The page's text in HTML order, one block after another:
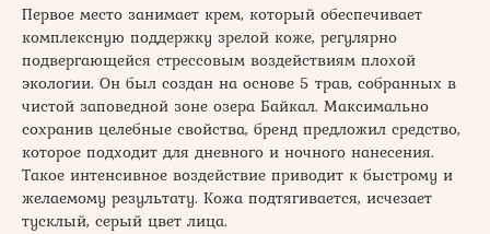
Первое место занимает крем, который обеспечивает
комплексную поддержку зрелой коже, регулярно
подвергающейся стрессовым воздействиям плохой
экологии. Он был создан на основе 5 трав, собранных в
чистой заповедной зоне озера Байкал. Максимально
сохранив целебные свойства, бренд предложил средство,
которое подходит для дневного и ночного нанесения.
Такое интенсивное воздействие приводит к быстрому и
желаемому результату. Кожа подтягивается, исчезает
тусклый, серый цвет лица.